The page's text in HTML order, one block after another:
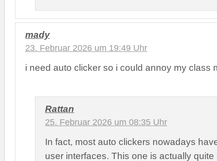
mady
23. Februar 2026 um 19:49 Uhr
i need auto clicker so i could annoy my class
Rattan
25. Februar 2026 um 08:35 Uhr
In fact, most auto clickers nowadays
user interfaces. This one is actually